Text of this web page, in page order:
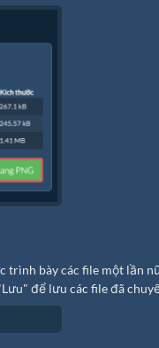
bày các file một lần
để lưu các file đã